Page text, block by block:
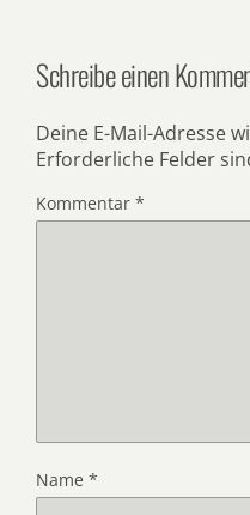
Schreibe einen
Deine E-Mail-Adresse
Erforderliche Felder
Kommentar *
Name *